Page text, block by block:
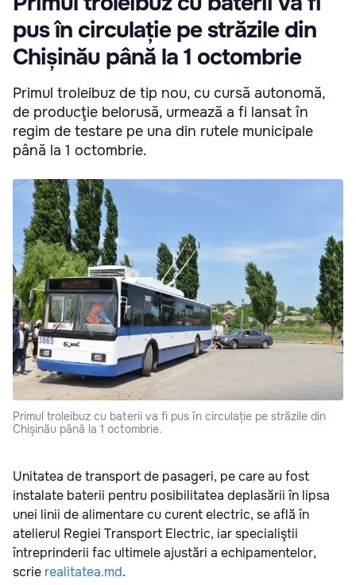
pus în circulație pe străzile din
Chișinău până la 1 octombrie
Primul troleibuz de tip nou, cu cursă autonomă,
de producţie belorusă, urmează a fi lansat în
regim de testare pe una din rutele municipale
până la 1 octombrie.
Primul troleibuz cu baterii va fi pus în circulație pe străzile din
Chișinău până la 1 octombrie.
Unitatea de transport de pasageri, pe care au fost
instalate baterii pentru posibilitatea deplasării în lipsa
unei linii de alimentare cu curent electric, se află în
atelierul Regiei Transport Electric, iar specialiştii
întreprinderii fac ultimele ajustări a echipamentelor,
scrie realitatea.md.